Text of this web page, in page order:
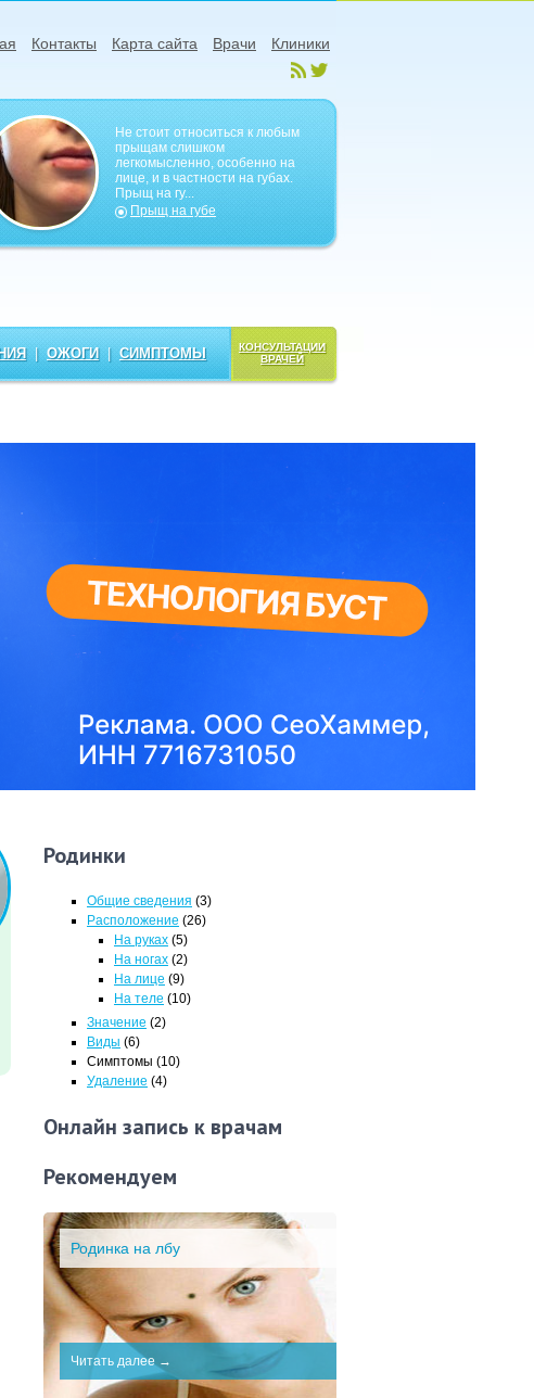
Контакты Карта сайта Врачи Клиники
Не стоит относиться к любым
прыщам слишком
легкомысленно, особенно на
лице, и в частности на губах.
Прыщ на гу...
Прыщ на губе
| ОЖОГИ | СИМПТОМЫ
КОНСУЛЬТАЦИИ
ВРАЧЕЙ
Родинки
Общие сведения (3)
Расположение (26)
На руках (5)
На ногах (2)
На лице (9)
На теле (10)
Значение (2)
Виды (6)
Симптомы (10)
Удаление (4)
Онлайн запись к врачам
Рекомендуем
Родинка на лбу
Читать далее →